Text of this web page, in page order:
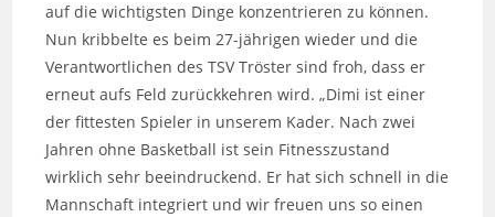
auf die wichtigsten Dinge konzentrieren zu können.
Nun kribbelte es beim 27-jährigen wieder und die
Verantwortlichen des TSV Tröster sind froh, dass er
erneut aufs Feld zurückkehren wird. „Dimi ist einer
der fittesten Spieler in unserem Kader. Nach zwei
Jahren ohne Basketball ist sein Fitnesszustand
wirklich sehr beeindruckend. Er hat sich schnell in die
Mannschaft integriert und wir freuen uns so einen